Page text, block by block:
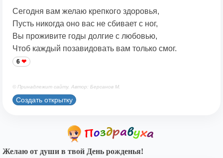
Сегодня вам желаю крепкого здоровья,
Пусть никогда оно вас не сбивает с ног,
Вы проживите годы долгие с любовью,
Чтоб каждый позавидовать вам только смог.
6
© Принадлежит сайту. Автор: Берсанов М.
Создать открытку
Желаю от души в твой День рожденья!